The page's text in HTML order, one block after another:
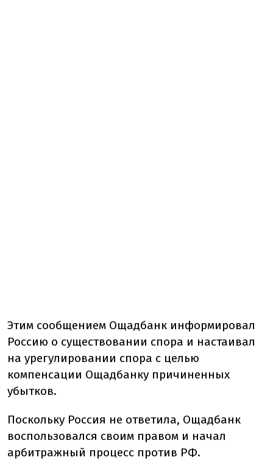
Этим сообщением Ощадбанк информировал
Россию о существовании спора и настаивал
на урегулировании спора с целью
компенсации Ощадбанку причиненных
убытков.
Поскольку Россия не ответила, Ощадбанк
воспользовался своим правом и начал
арбитражный процесс против РФ.